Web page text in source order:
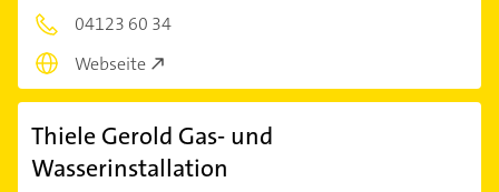
04123 60 34
Webseite
Thiele Gerold Gas- und
Wasserinstallation